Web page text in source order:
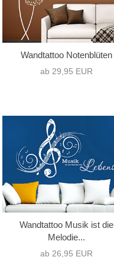
Text mit Motiv
Wandtattoo Notenblüten
ab 29,95 EUR
Wandtattoo Musik ist die
Melodie...
ab 26,95 EUR